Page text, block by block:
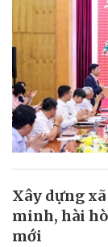
Xây dựng
minh, hài
mới